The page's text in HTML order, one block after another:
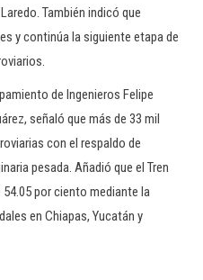
También indicó que
y continúa la siguiente etapa de
de Ingenieros Felipe
señaló que más de 33 mil
con el respaldo de
pesada. Añadió que el Tren
por ciento mediante la
en Chiapas, Yucatán y